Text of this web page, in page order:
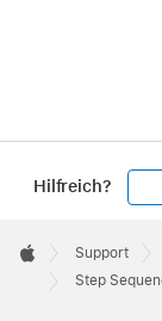
Hilfreich?
Footer

Apple
Support
Step